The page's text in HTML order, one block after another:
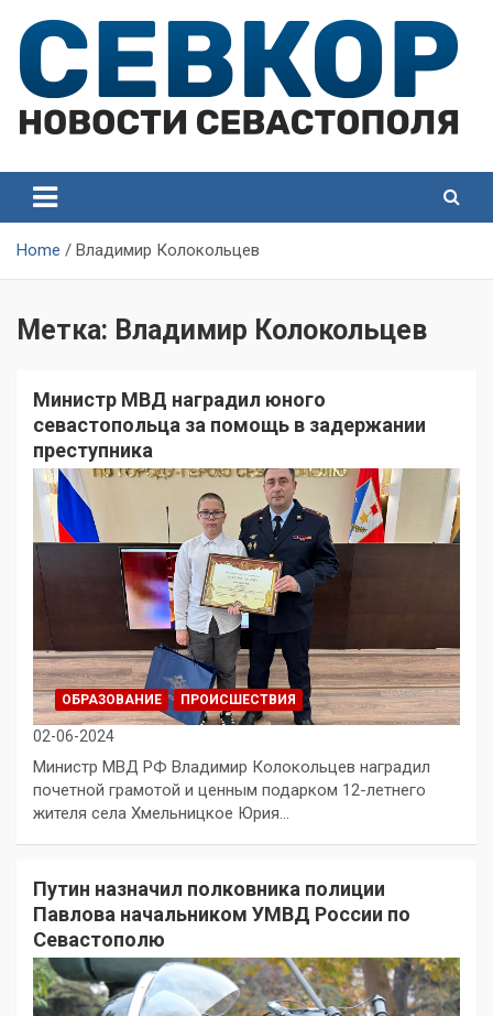
content
Севастополя
Севастополя
Home Владимир Колокольцев
Метка: Владимир Колокольцев
Министр МВД наградил юного
севастопольца за помощь в задержании
преступника
ОБРАЗОВАНИЕ ПРОИСШЕСТВИЯ
02-06-2024
Министр МВД РФ Владимир Колокольцев наградил
почетной грамотой и ценным подарком 12-летнего
жителя села Хмельницкое Юрия…
Путин назначил полковника полиции
Павлова начальником УМВД России по
Севастополю